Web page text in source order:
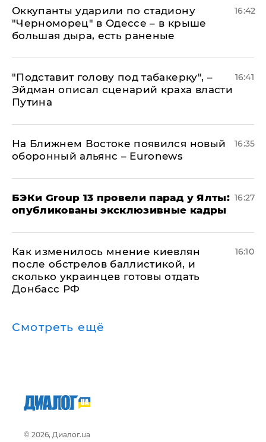
Оккупанты ударили по стадиону
"Черноморец" в Одессе – в крыше
большая дыра, есть раненые
16:42
​"Подставит голову под табакерку", –
Эйдман описал сценарий краха власти
Путина
16:41
На Ближнем Востоке появился новый
оборонный альянс – Euronews
16:35
​БЭКи Group 13 провели парад у Ялты:
опубликованы эксклюзивные кадры
16:27
Как изменилось мнение киевлян
после обстрелов баллистикой, и
сколько украинцев готовы отдать
Донбасс РФ
16:10
Смотреть ещё
© 2026, Диалог.ua